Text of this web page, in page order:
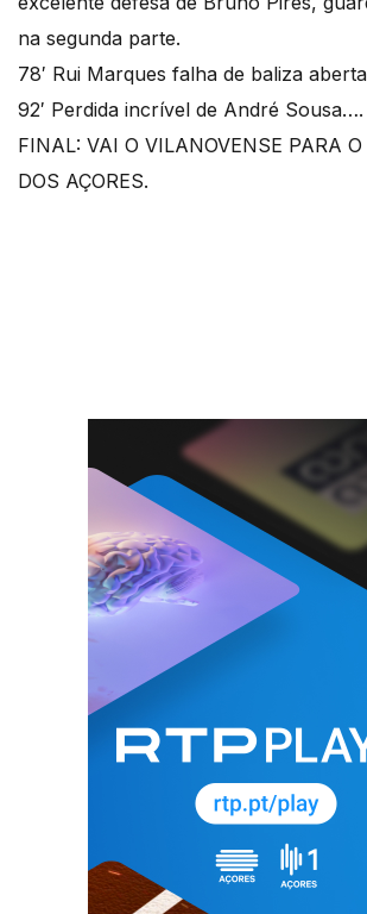
na segunda parte.
78′ Rui Marques falha de baliza aberta
92′ Perdida incrível de André Sousa….
FINAL: VAI O VILANOVENSE PARA
DOS AÇORES.